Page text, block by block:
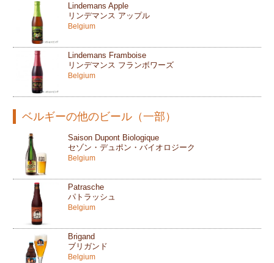
Lindemans Apple
リンデマンス アップル
Belgium
Lindemans Framboise
リンデマンス フランボワーズ
Belgium
ベルギーの他のビール（一部）
Saison Dupont Biologique
セゾン・デュポン・バイオロジーク
Belgium
Patrasche
パトラッシュ
Belgium
Brigand
ブリガンド
Belgium